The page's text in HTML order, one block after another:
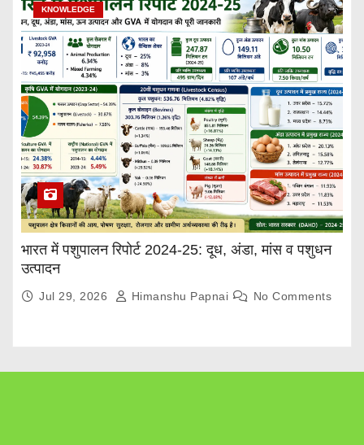
KNOWLEDGE
भारत में पशुपालन रिपोर्ट 2024-25: दूध, अंडा, मांस व पशुधन
उत्पादन
Jul 29, 2026 Himanshu Papnai No Comments